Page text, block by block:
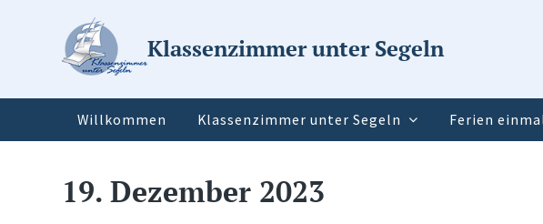
Klassenzimmer unter Segeln
Willkommen Klassenzimmer unter Segeln Ferien
19. Dezember 2023